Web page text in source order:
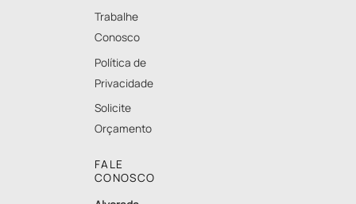
Trabalhe
Conosco
Política de
Privacidade
Solicite
Orçamento
FALE
CONOSCO